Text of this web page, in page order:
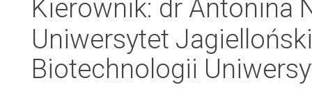
Kierownik: dr Antonina
Uniwersytet
Biotechnologii